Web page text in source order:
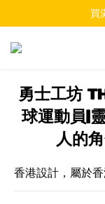
買
勇士工坊
球運動員|
人的
香港設計，屬於